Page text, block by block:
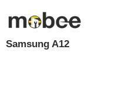
Samsung A12